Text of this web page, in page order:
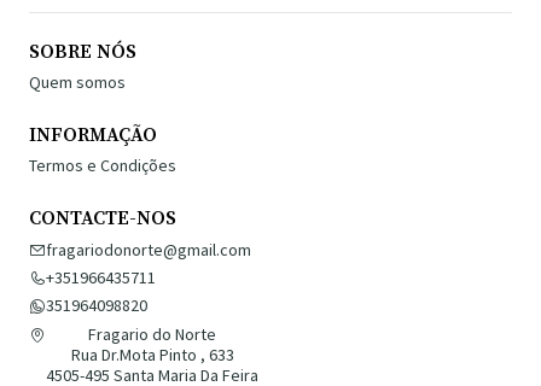
SOBRE NÓS
Quem somos
INFORMAÇÃO
Termos e Condições
CONTACTE-NOS
fragariodonorte@gmail.com
+351966435711
351964098820
Fragario do Norte
Rua Dr.Mota Pinto , 633
4505-495 Santa Maria Da Feira